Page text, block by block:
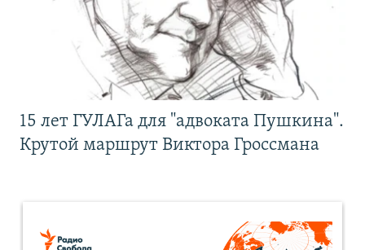
15 лет ГУЛАГа для "адвоката Пушкина".
Крутой маршрут Виктора Гроссмана